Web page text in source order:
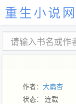
重生小说网
作者： 大扁杏
状态： 连载